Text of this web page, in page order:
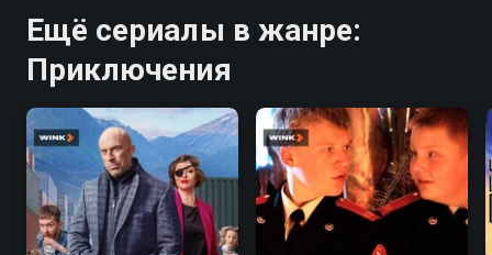
Ещё сериалы в жанре:
Приключения